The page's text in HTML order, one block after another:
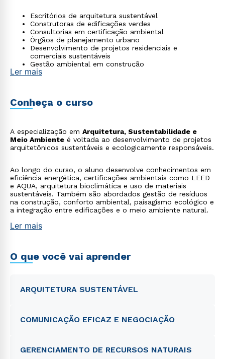
Escritórios de arquitetura sustentável
Construtoras de edificações verdes
Consultorias em certificação ambiental
Órgãos de planejamento urbano
Desenvolvimento de projetos residenciais e
comerciais sustentáveis
Gestão ambiental em construção
Ler mais
Conheça o curso
A especialização em Arquitetura, Sustentabilidade e
Meio Ambiente é voltada ao desenvolvimento de projetos
arquitetônicos sustentáveis e ecologicamente responsáveis.
Ao longo do curso, o aluno desenvolve conhecimentos em
eficiência energética, certificações ambientais como LEED
e AQUA, arquitetura bioclimática e uso de materiais
sustentáveis. Também são abordados gestão de resíduos
na construção, conforto ambiental, paisagismo ecológico e
a integração entre edificações e o meio ambiente natural.
Ler mais
O que você vai aprender
ARQUITETURA SUSTENTÁVEL
COMUNICAÇÃO EFICAZ E NEGOCIAÇÃO
GERENCIAMENTO DE RECURSOS NATURAIS